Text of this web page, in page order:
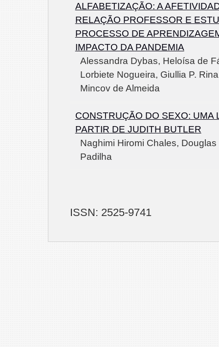
ALFABETIZAÇÃO: A
RELAÇÃO PROFESSOR E
PROCESSO DE
IMPACTO DA PANDEMIA
Alessandra Dybas, Heloísa de
Lorbiete Nogueira, Giullia P.
Mincov de Almeida
CONSTRUÇÃO DO SEXO: UMA
PARTIR DE JUDITH BUTLER
Naghimi Hiromi Chales, Douglas
Padilha
ISSN: 2525-9741